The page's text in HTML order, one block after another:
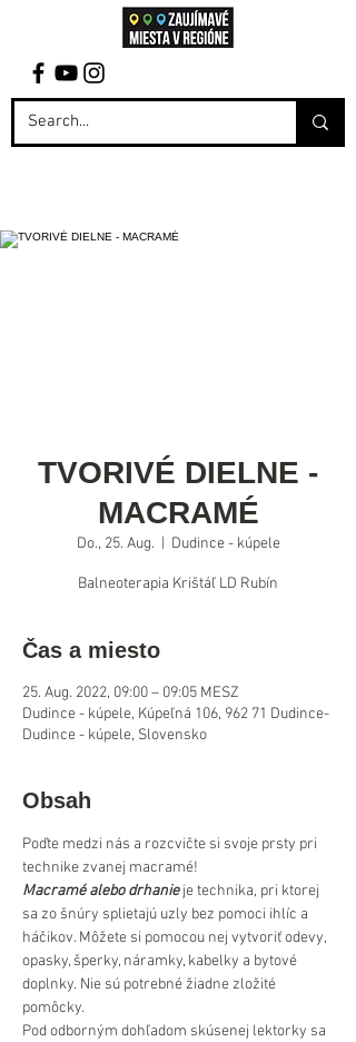
TVORIVÉ DIELNE -
MACRAMÉ
Do., 25. Aug. Dudince - kúpele
Balneoterapia Krištáľ LD Rubín
Čas a miesto
25. Aug. 2022, 09:00 – 09:05 MESZ
Dudince - kúpele, Kúpeľná 106, 962 71 Dudince-
Dudince - kúpele, Slovensko
Obsah
Poďte medzi nás a rozcvičte si svoje prsty pri
technike zvanej macramé!
Macramé alebo drhanie je technika, pri ktorej
sa zo šnúry splietajú uzly bez pomoci ihlíc a
háčikov. Môžete si pomocou nej vytvoriť odevy,
opasky, šperky, náramky, kabelky a bytové
doplnky. Nie sú potrebné žiadne zložité
pomôcky.
Pod odborným dohľadom skúsenej lektorky sa